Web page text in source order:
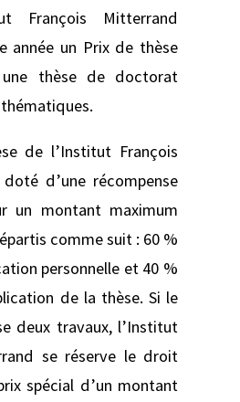
François Mitterrand
année un Prix de thèse
une thèse de doctorat
de l’Institut François
d’une récompense
un montant maximum
comme suit : 60 %
personnelle et 40 %
de la thèse. Si le
deux travaux, l’Institut
se réserve le droit
spécial d’un montant